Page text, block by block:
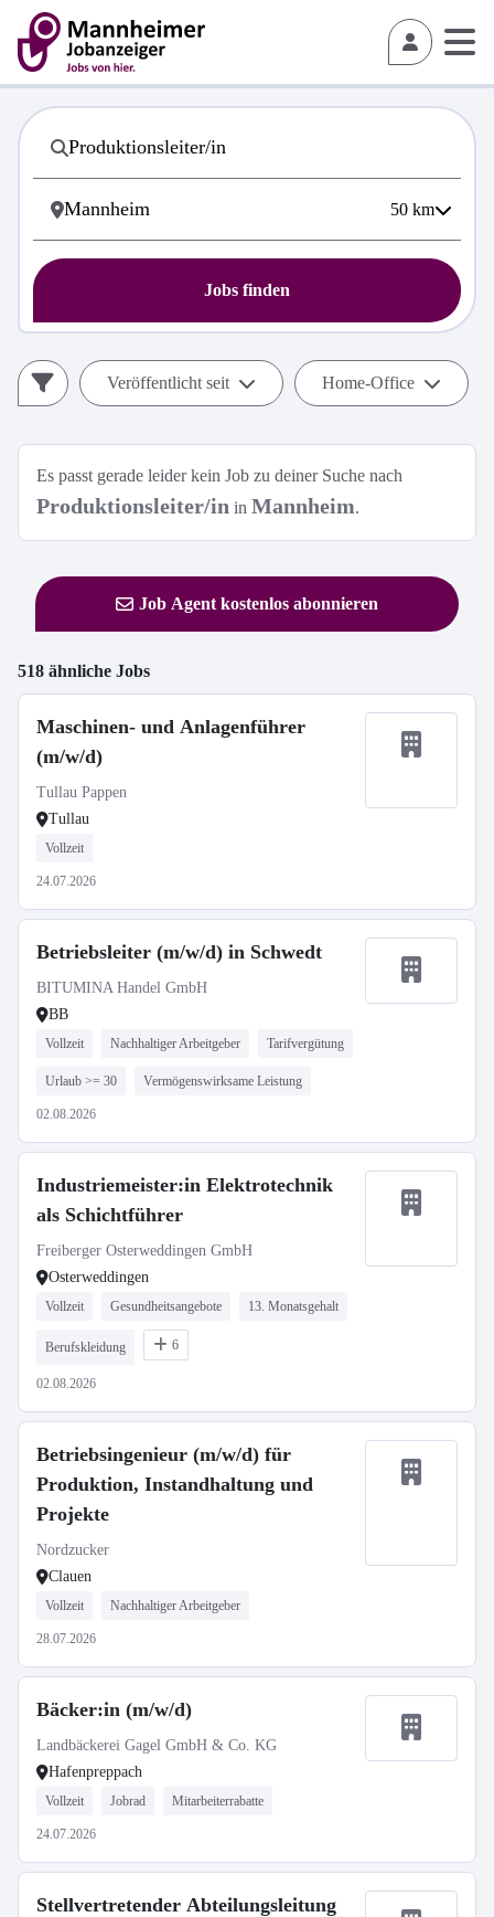
50 km
Jobs finden
Veröffentlicht seit Home-Office
Es passt gerade leider kein Job zu deiner Suche nach
Produktionsleiter/in in Mannheim.
Job Agent kostenlos abonnieren
518 ähnliche Jobs
Maschinen- und Anlagenführer
(m/w/d)
Tullau Pappen
Tullau
Vollzeit
24.07.2026
Betriebsleiter (m/w/d) in Schwedt
BITUMINA Handel GmbH
BB
Vollzeit Nachhaltiger Arbeitgeber Tarifvergütung
Urlaub >= 30 Vermögenswirksame Leistung
02.08.2026
Industriemeister:in Elektrotechnik
als Schichtführer
Freiberger Osterweddingen GmbH
Osterweddingen
Vollzeit Gesundheitsangebote 13. Monatsgehalt
Berufskleidung 6
02.08.2026
Betriebsingenieur (m/w/d) für
Produktion, Instandhaltung und
Projekte
Nordzucker
Clauen
Vollzeit Nachhaltiger Arbeitgeber
28.07.2026
Bäcker:in (m/w/d)
Landbäckerei Gagel GmbH & Co. KG
Hafenpreppach
Vollzeit Jobrad Mitarbeiterrabatte
24.07.2026
Stellvertretender Abteilungsleitung